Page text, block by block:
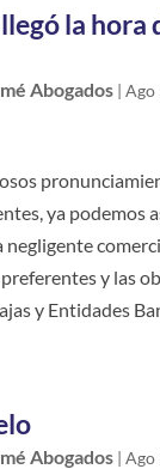
la hora
Abogados| Ago
ya podemos
negligente
y las
y Entidades
Abogados| Ago